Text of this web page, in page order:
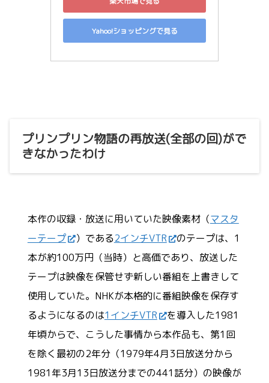
Yahoo!ショッピングで見る
プリンプリン物語の再放送(全部の回)がで
きなかったわけ
本作の収録・放送に用いていた映像素材（マスタ
ーテープ
）である2インチVTR
のテープは、1
本が約100万円（当時）と高価であり、放送した
テープは映像を保管せず新しい番組を上書きして
使用していた。NHKが本格的に番組映像を保存す
るようになるのは1インチVTR
を導入した1981
年頃からで、こうした事情から本作品も、第1回
を除く最初の2年分（1979年4月3日放送分から
1981年3月13日放送分までの441話分）の映像が